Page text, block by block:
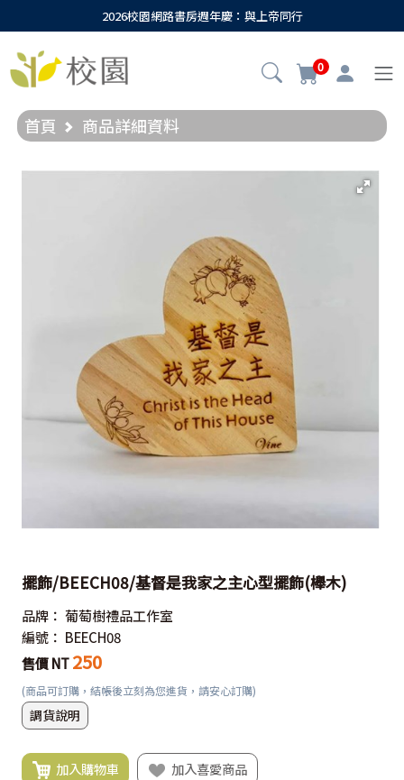
2026校園網路書房週年慶：與上帝同行
0
首頁 商品詳細資料
擺飾/BEECH08/基督是我家之主心型擺飾(櫸木)
品牌： 葡萄樹禮品工作室
編號： BEECH08
售價 NT 250
(商品可訂購，結帳後立刻為您進貨，請安心訂購)
調貨說明
加入購物車 加入喜愛商品